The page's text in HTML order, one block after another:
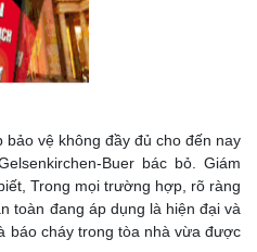
bảo vệ không đầy đủ cho đến nay
Buer bác bỏ. Giám
Trong mọi trường hợp, rõ ràng
toàn đang áp dụng là hiện đại và
báo cháy trong tòa nhà vừa được